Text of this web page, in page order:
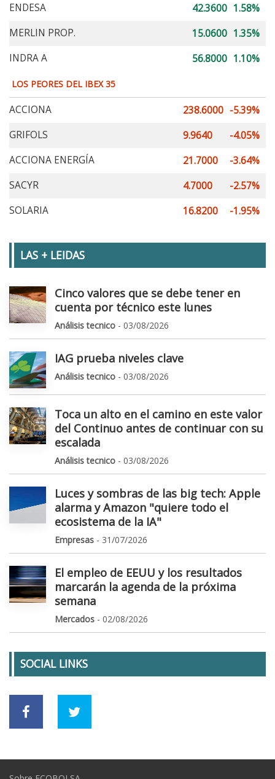
ENDESA
42.3600 1.58%
MERLIN PROP.
15.0600 1.35%
INDRA A
56.8000 1.10%
LOS PEORES DEL IBEX 35
ACCIONA 238.6000 -5.39%
GRIFOLS
9.9640
-4.05%
ACCIONA ENERGÍA
21.7000
-3.64%
SACYR
4.7000
-2.57%
SOLARIA
16.8200 -1.95%
LAS + LEIDAS
Cinco valores que se debe tener en
cuenta por técnico este lunes
Análisis tecnico - 03/08/2026
IAG prueba niveles clave
Análisis tecnico - 03/08/2026
Toca un alto en el camino en este valor
del Continuo antes de continuar con su
escalada
Análisis tecnico - 03/08/2026
Luces y sombras de las big tech: Apple
alarma y Amazon "quiere todo el
ecosistema de la IA"
Empresas - 31/07/2026
El empleo de EEUU y los resultados
marcarán la agenda de la próxima
semana
Mercados - 02/08/2026
SOCIAL LINKS